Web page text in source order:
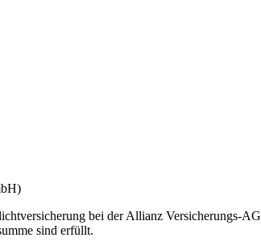
bei der Allianz Versicherungs-
sind erfüllt.